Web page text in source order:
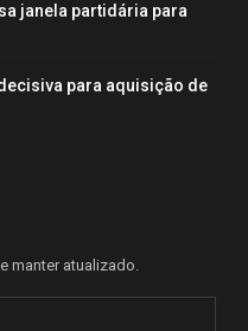
janela partidária para
para aquisição de
manter atualizado.